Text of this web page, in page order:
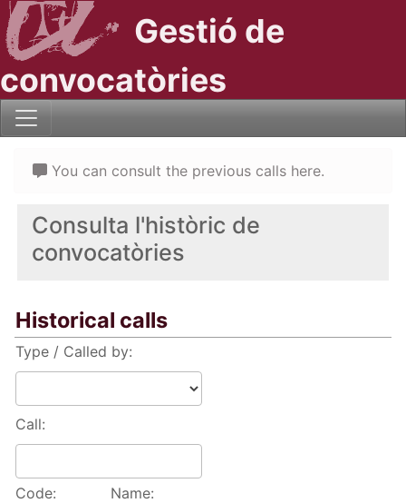
Gestió de
convocatòries
Consulta l'històric de
convocatòries
Historical calls
Type / Called by:
Call:
Code: Name:
You can consult the previous calls here.